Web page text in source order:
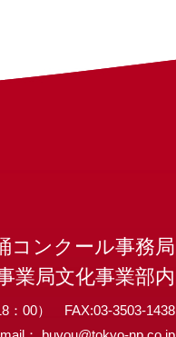
コンクール事務局
業局文化事業部内
：00） FAX:03-3503-1438